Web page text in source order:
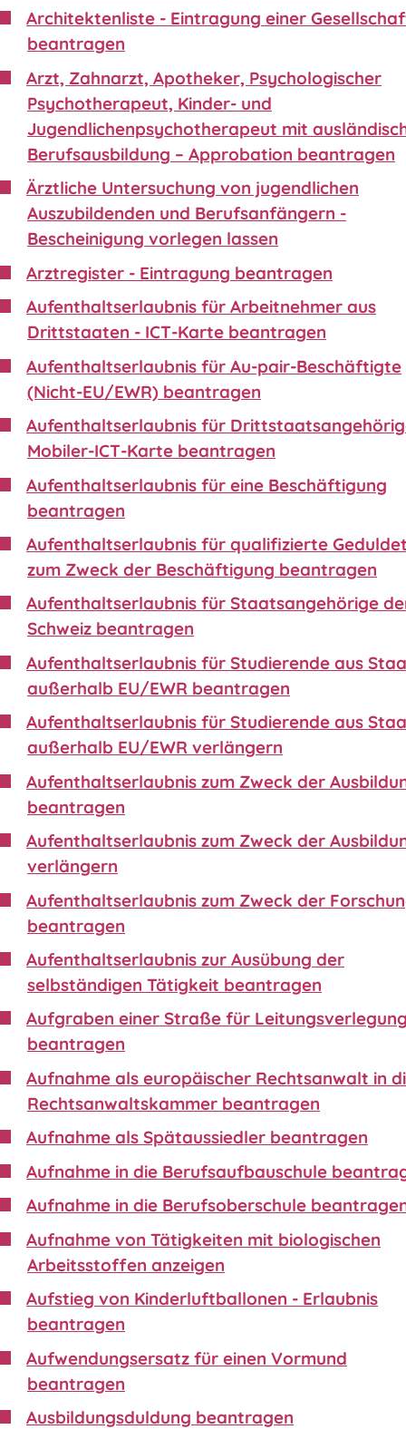
Architektenliste - Eintragung einer
beantragen
Arzt, Zahnarzt, Apotheker, Psychologischer
Psychotherapeut, Kinder- und
Jugendlichenpsychotherapeut mit
Berufsausbildung – Approbation beantragen
Ärztliche Untersuchung von jugendlichen
Auszubildenden und Berufsanfängern -
Bescheinigung vorlegen lassen
Arztregister - Eintragung beantragen
Aufenthaltserlaubnis für Arbeitnehmer aus
Drittstaaten - ICT-Karte beantragen
Aufenthaltserlaubnis für Au-pair-Beschäftigte
(Nicht-EU/EWR) beantragen
Aufenthaltserlaubnis für
Mobiler-ICT-Karte beantragen
Aufenthaltserlaubnis für eine Beschäftigung
beantragen
Aufenthaltserlaubnis für qualifizierte
zum Zweck der Beschäftigung beantragen
Aufenthaltserlaubnis für Staatsangehörige
Schweiz beantragen
Aufenthaltserlaubnis für Studierende aus
außerhalb EU/EWR beantragen
Aufenthaltserlaubnis für Studierende aus
außerhalb EU/EWR verlängern
Aufenthaltserlaubnis zum Zweck der
beantragen
Aufenthaltserlaubnis zum Zweck der
verlängern
Aufenthaltserlaubnis zum Zweck der
beantragen
Aufenthaltserlaubnis zur Ausübung der
selbständigen Tätigkeit beantragen
Aufgraben einer Straße für
beantragen
Aufnahme als europäischer Rechtsanwalt in
Rechtsanwaltskammer beantragen
Aufnahme als Spätaussiedler beantragen
Aufnahme in die Berufsaufbauschule
Aufnahme in die Berufsoberschule
Aufnahme von Tätigkeiten mit biologischen
Arbeitsstoffen anzeigen
Aufstieg von Kinderluftballonen - Erlaubnis
beantragen
Aufwendungsersatz für einen Vormund
beantragen
Ausbildungsduldung beantragen